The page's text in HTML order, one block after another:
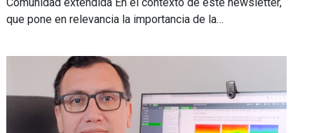
que pone en relevancia la importancia de la…